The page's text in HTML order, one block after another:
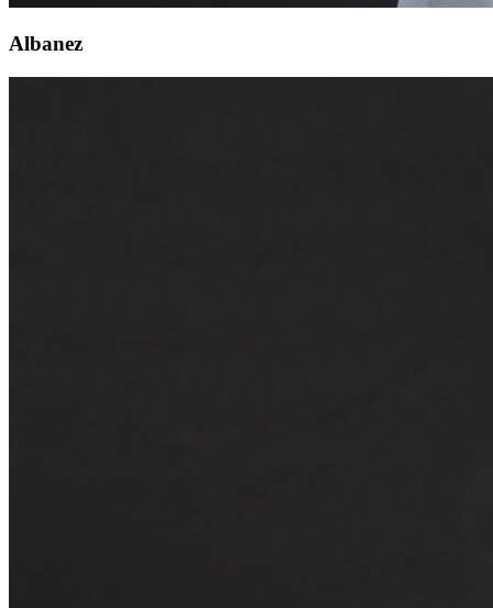
Albanez